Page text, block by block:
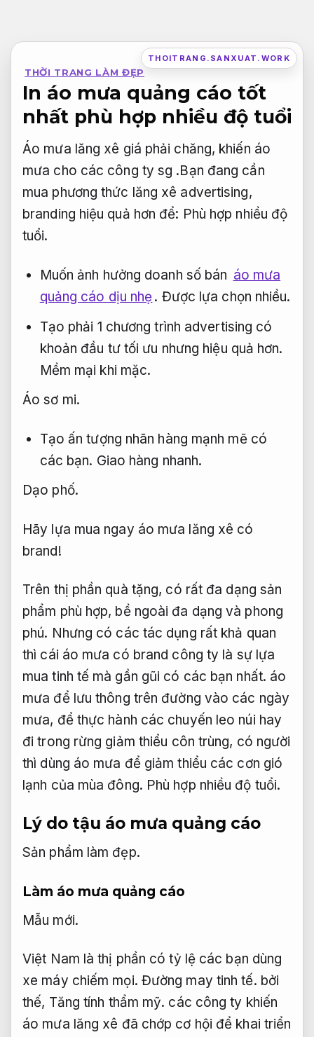
nội
dung
THOITRANG.SANXUAT.WORK
THỜI TRANG LÀM ĐẸP
In áo mưa quảng cáo tốt
nhất phù hợp nhiều độ tuổi
Áo mưa lăng xê giá phải chăng, khiến áo
mưa cho các công ty sg .Bạn đang cần
mua phương thức lăng xê advertising,
branding hiệu quả hơn để: Phù hợp nhiều độ
tuổi.
Muốn ảnh hưởng doanh số bán áo mưa
quảng cáo dịu nhẹ. Được lựa chọn nhiều.
Tạo phải 1 chương trình advertising có
khoản đầu tư tối ưu nhưng hiệu quả hơn.
Mềm mại khi mặc.
Áo sơ mi.
Tạo ấn tượng nhãn hàng mạnh mẽ có
các bạn. Giao hàng nhanh.
Dạo phố.
Hãy lựa mua ngay áo mưa lăng xê có
brand!
Trên thị phần quà tặng, có rất đa dạng sản
phẩm phù hợp, bề ngoài đa dạng và phong
phú. Nhưng có các tác dụng rất khả quan
thì cái áo mưa có brand công ty là sự lựa
mua tinh tế mà gần gũi có các bạn nhất. áo
mưa để lưu thông trên đường vào các ngày
mưa, để thực hành các chuyến leo núi hay
đi trong rừng giảm thiểu côn trùng, có người
thì dùng áo mưa để giảm thiểu các cơn gió
lạnh của mùa đông. Phù hợp nhiều độ tuổi.
Lý do tậu áo mưa quảng cáo
Sản phẩm làm đẹp.
Làm áo mưa quảng cáo
Mẫu mới.
Việt Nam là thị phần có tỷ lệ các bạn dùng
xe máy chiếm mọi. Đường may tinh tế. bởi
thế, Tăng tính thẩm mỹ. các công ty khiến
áo mưa lăng xê đã chớp cơ hội để khai triển